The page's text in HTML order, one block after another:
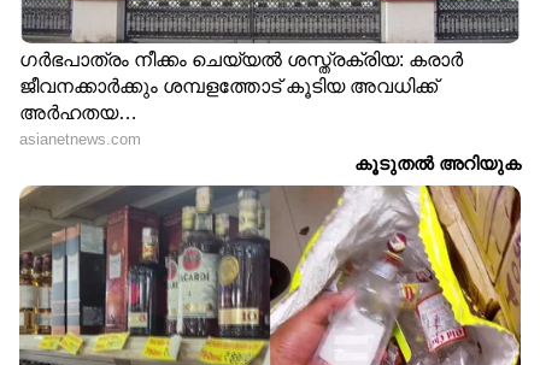
'യൂറോപ്പിലെ ആഡംബര
ജീവിതം മടുത്തു,
ഏകാന്തത
സഹിക്കാനാവുന്നില്ല';
നാട്ടിലേക്ക് മടങ്ങാൻ
പ്രവാസി യുവാവ്
ക്യാമറയ്ക്ക് മുന്നിൽ
കൈകൂപ്പിയിരിക്കണം,
കണ്ണടച്ച് മറുപടി
നല്‍കണം; ഇന്റർവ്യൂവിലെ
കേക്ക് മുറിച്ചു
നൽകിയതിന് 10,000 രൂപ!
റെസ്റ്റോറന്റ് ബിൽ കണ്ട്
എന്റമ്മോ എന്തൊരു തട്ടിപ്പ്;
യാത്രക്കാർ കാർ
അഴുക്കാക്കിയെന്ന്